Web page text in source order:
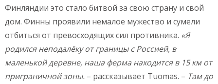
Финляндии это стало битвой за свою страну и свой
дом. Финны проявили немалое мужество и сумели
отбиться от превосходящих сил противника. «Я
родился неподалёку от границы с Россией, в
маленькой деревне, наша ферма находится в 15 км от
приграничной зоны. – рассказывает Tuomas. – Там до